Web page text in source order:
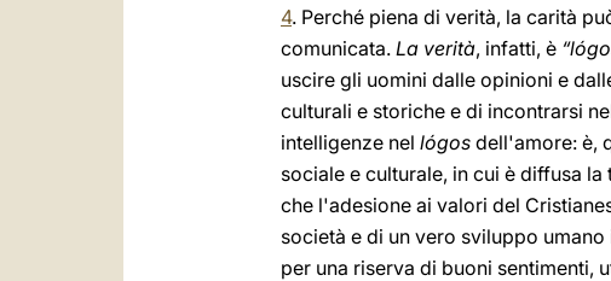
4. Perché piena di verità, la carità
comunicata. La verità, infatti, è
uscire gli uomini dalle opinioni e
culturali e storiche e di incontrarsi
intelligenze nel lógos dell'amore: è,
sociale e culturale, in cui è diffusa
che l'adesione ai valori del
società e di un vero sviluppo
per una riserva di buoni sentimenti,